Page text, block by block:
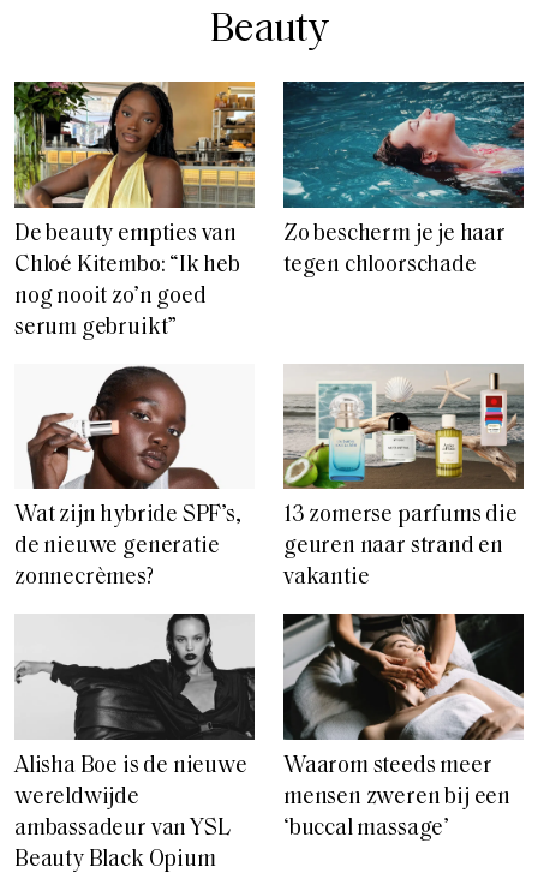
Beauty
De beauty empties van
Chloé Kitembo: “Ik heb
nog nooit zo’n goed
serum gebruikt”
Zo bescherm je je haar
tegen chloorschade
Wat zijn hybride SPF’s,
de nieuwe generatie
zonnecrèmes?
13 zomerse parfums die
geuren naar strand en
vakantie
Alisha Boe is de nieuwe
wereldwijde
ambassadeur van YSL
Beauty Black Opium
Waarom steeds meer
mensen zweren bij een
‘buccal massage’